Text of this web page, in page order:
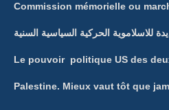
Commission mémorielle ou
للاسلاموية الحركية السياسية السنية
Le pouvoir politique US des
Palestine. Mieux vaut tôt que